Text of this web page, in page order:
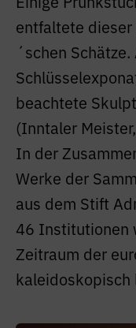
entfaltete
´schen
beachtete
(Inntaler
In der
Werke der
aus dem Stift
46 Institutionen
Zeitraum der
kaleidoskopisch